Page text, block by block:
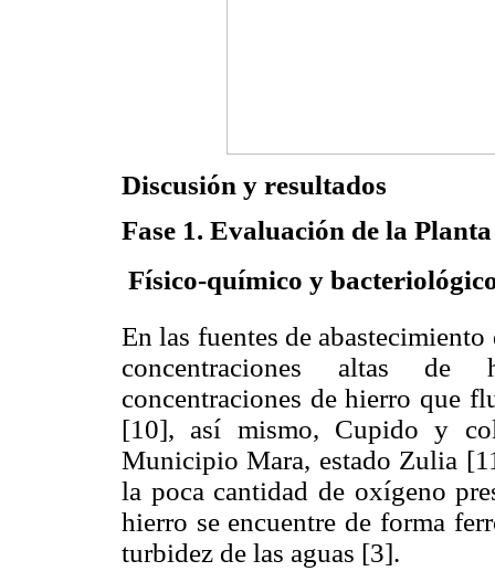
Discusión y resultados
Fase 1. Evaluación de la
 Físico-químico y
En las fuentes de
concentraciones altas de
concentraciones de hierro que
[10], así mismo, Cupido y
Municipio Mara, estado Zulia
la poca cantidad de oxígeno
hierro se encuentre de forma
turbidez de las aguas [3].